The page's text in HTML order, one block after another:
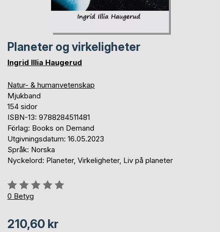
Planeter og virkeligheter
Ingrid Illia Haugerud
Natur- & humanvetenskap
Mjukband
154 sidor
ISBN-13: 9788284511481
Förlag: Books on Demand
Utgivningsdatum: 16.05.2023
Språk: Norska
Nyckelord: Planeter, Virkeligheter, Liv på planeter
Betyg::
0%
0 Betyg
210,60 kr